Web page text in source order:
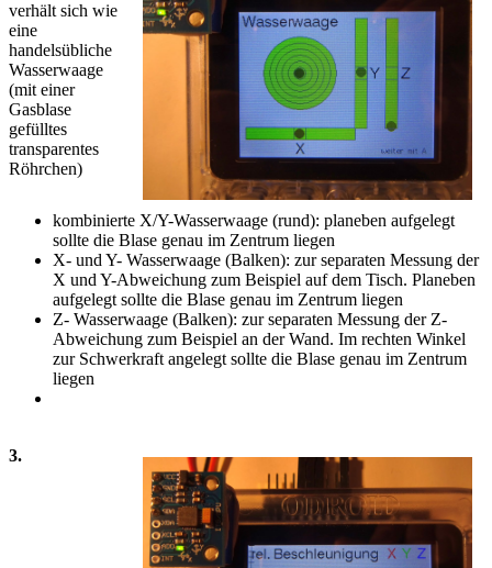
verhält sich wie
eine
handelsübliche
Wasserwaage
(mit einer
Gasblase
gefülltes
transparentes
Röhrchen)
kombinierte X/Y-Wasserwaage (rund): planeben aufgelegt
sollte die Blase genau im Zentrum liegen
X- und Y- Wasserwaage (Balken): zur separaten Messung der
X und Y-Abweichung zum Beispiel auf dem Tisch. Planeben
aufgelegt sollte die Blase genau im Zentrum liegen
Z- Wasserwaage (Balken): zur separaten Messung der Z-
Abweichung zum Beispiel an der Wand. Im rechten Winkel
zur Schwerkraft angelegt sollte die Blase genau im Zentrum
liegen
3.